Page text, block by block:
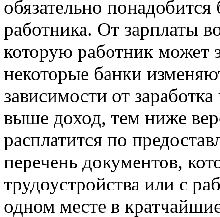
обязательно
работника. От зарплаты
которую работник может
некоторые банки
зависимости от
выше доход, тем ниже
расплатится по
перечень документов,
трудоустройства или с
одном месте в